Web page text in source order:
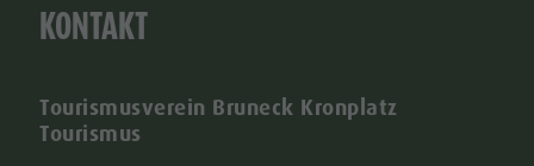
KONTAKT
Tourismusverein Bruneck Kronplatz
Tourismus